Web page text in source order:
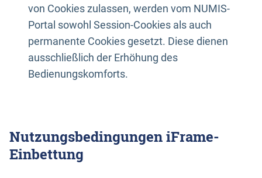
von Cookies zulassen, werden vom NUMIS-
Portal sowohl Session-Cookies als auch
permanente Cookies gesetzt. Diese dienen
ausschließlich der Erhöhung des
Bedienungskomforts.
Nutzungsbedingungen iFrame-
Einbettung